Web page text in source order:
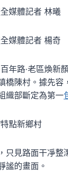
媒體記者 林曦
媒體記者 楊奇
年路·老區煥
橋陳村。據先容
織部斷定為第一
點新鄉村
只見路面干凈整
謐的畫面。